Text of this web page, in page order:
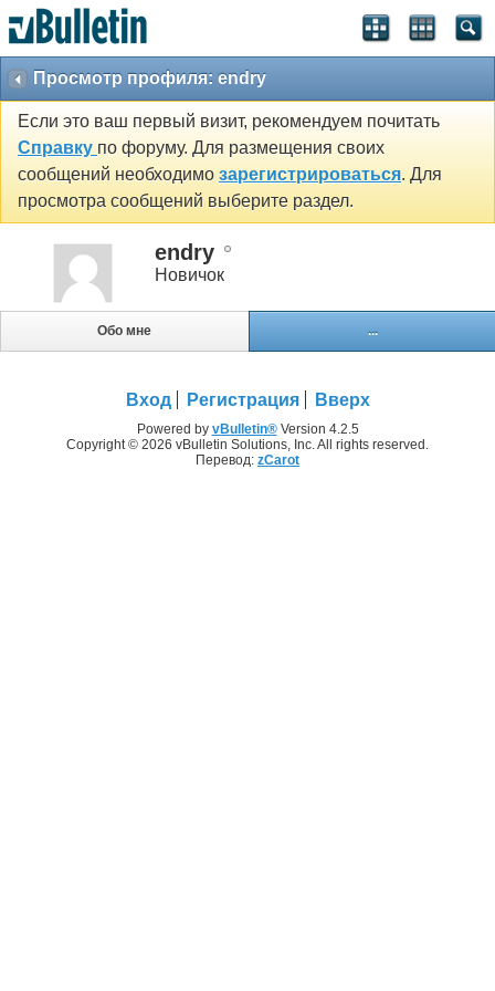
Просмотр профиля: endry
Если это ваш первый визит, рекомендуем почитать
Справку по форуму. Для размещения своих
сообщений необходимо зарегистрироваться. Для
просмотра сообщений выберите раздел.
endry
Новичок
Обо мне ...
Вход Регистрация Вверх
Powered by vBulletin®Version 4.2.5
Copyright © 2026 vBulletin Solutions, Inc. All rights reserved.
Перевод: zCarot